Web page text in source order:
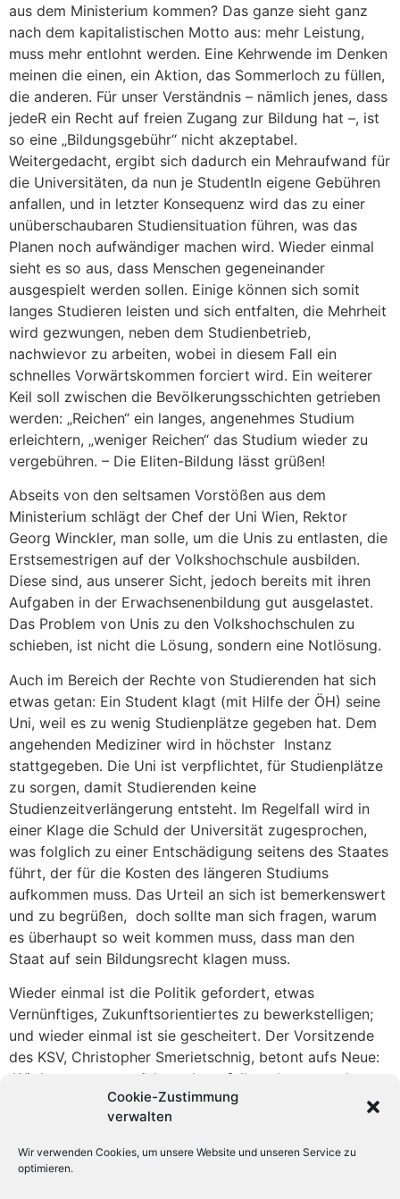
Cookie-Zustimmung
verwalten
Wir verwenden Cookies, um unsere Website und unseren Service zu
optimieren.
aus dem Ministerium kommen? Das ganze sieht ganz
nach dem kapitalistischen Motto aus: mehr Leistung,
muss mehr entlohnt werden. Eine Kehrwende im Denken
meinen die einen, ein Aktion, das Sommerloch zu füllen,
die anderen. Für unser Verständnis – nämlich jenes, dass
jedeR ein Recht auf freien Zugang zur Bildung hat –, ist
so eine „Bildungsgebühr“ nicht akzeptabel.
Weitergedacht, ergibt sich dadurch ein Mehraufwand für
die Universitäten, da nun je StudentIn eigene Gebühren
anfallen, und in letzter Konsequenz wird das zu einer
unüberschaubaren Studiensituation führen, was das
Planen noch aufwändiger machen wird. Wieder einmal
sieht es so aus, dass Menschen gegeneinander
ausgespielt werden sollen. Einige können sich somit
langes Studieren leisten und sich entfalten, die Mehrheit
wird gezwungen, neben dem Studienbetrieb,
nachwievor zu arbeiten, wobei in diesem Fall ein
schnelles Vorwärtskommen forciert wird. Ein weiterer
Keil soll zwischen die Bevölkerungsschichten getrieben
werden: „Reichen“ ein langes, angenehmes Studium
erleichtern, „weniger Reichen“ das Studium wieder zu
vergebühren. – Die Eliten-Bildung lässt grüßen!
Abseits von den seltsamen Vorstößen aus dem
Ministerium schlägt der Chef der Uni Wien, Rektor
Georg Winckler, man solle, um die Unis zu entlasten, die
Erstsemestrigen auf der Volkshochschule ausbilden.
Diese sind, aus unserer Sicht, jedoch bereits mit ihren
Aufgaben in der Erwachsenenbildung gut ausgelastet.
Das Problem von Unis zu den Volkshochschulen zu
schieben, ist nicht die Lösung, sondern eine Notlösung.
Auch im Bereich der Rechte von Studierenden hat sich
etwas getan: Ein Student klagt (mit Hilfe der ÖH) seine
Uni, weil es zu wenig Studienplätze gegeben hat. Dem
angehenden Mediziner wird in höchster Instanz
stattgegeben. Die Uni ist verpflichtet, für Studienplätze
zu sorgen, damit Studierenden keine
Studienzeitverlängerung entsteht. Im Regelfall wird in
einer Klage die Schuld der Universität zugesprochen,
was folglich zu einer Entschädigung seitens des Staates
führt, der für die Kosten des längeren Studiums
aufkommen muss. Das Urteil an sich ist bemerkenswert
und zu begrüßen, doch sollte man sich fragen, warum
es überhaupt so weit kommen muss, dass man den
Staat auf sein Bildungsrecht klagen muss.
Wieder einmal ist die Politik gefordert, etwas
Vernünftiges, Zukunftsorientiertes zu bewerkstelligen;
und wieder einmal ist sie gescheitert. Der Vorsitzende
des KSV, Christopher Smerietschnig, betont aufs Neue:
„Wir lassen es uns nicht mehr gefallen, denn es geht um
unsere Zukunft! Wir sind uns bewusst, dass es nicht
mehr so weitergehen kann.“